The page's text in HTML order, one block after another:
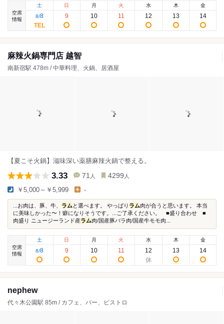
空席
情報
土
8/8
日
9
月
10
火
11
水
12
木
13
金
14
麻辣火鍋専門店 越智
南新宿駅 478m / 中華料理、火鍋、居酒屋
【夏こそ火鍋】滋味深い薬膳麻辣火鍋で整える。
3.33 71 人 4299 人
￥5,000～￥5,999 -
...お肉は、豚、牛、 ラム と選べます。 やっぱり ラム肉が合うと思います。 本当
に美味しかった〜！癖になりそうです。...ご了承ください。 ■盛り合わせ ■
肉盛り ニュージーランド産ラム肉/国産豚バラ肉/国産牛モモ肉...
空席
情報
土
8/8
日
9
月
10
火
11
水
12
木
13
金
14
nephew
代々木公園駅 85m / カフェ、バー、ビストロ